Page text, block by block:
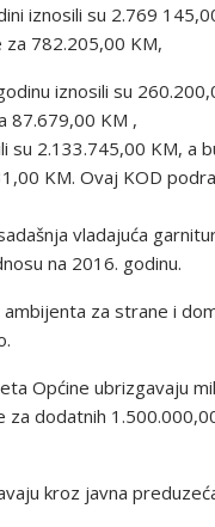
iznosili su 2.769
782.205,00 KM,
iznosili su
87.679,00 KM ,
su 2.133.745,00 KM, a
KM. Ovaj KOD
vladajuća
na 2016. godinu.
za strane i
Općine ubrizgavaju
za dodatnih
kroz javna